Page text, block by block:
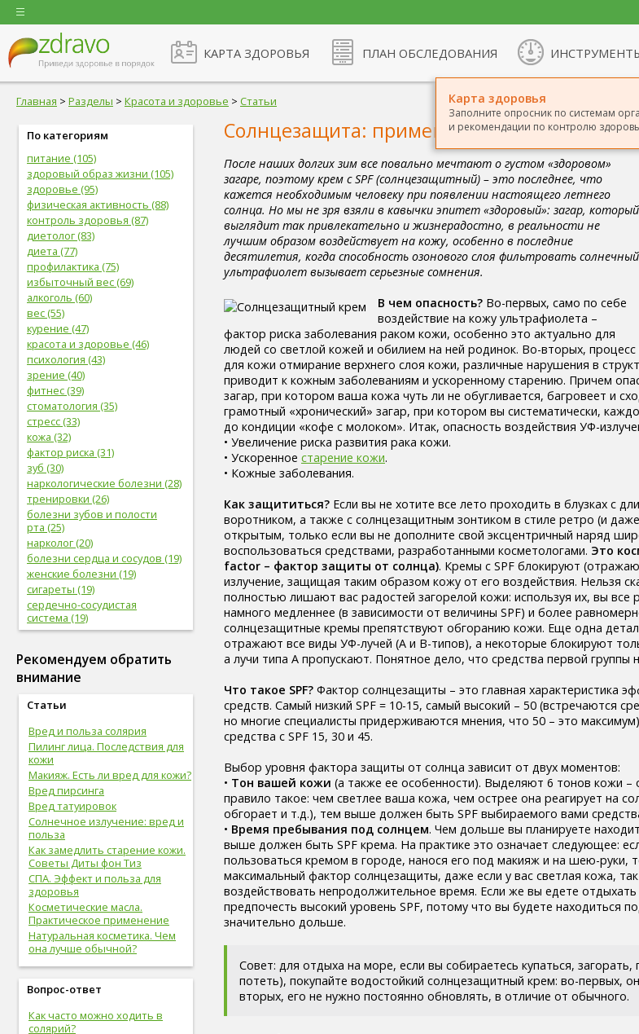
КАРТА ЗДОРОВЬЯ ПЛАН ОБСЛЕДОВАНИЯ
Карта здоровья
Заполните опросник по системам
и рекомендации по контролю
Главная > Разделы > Красота и здоровье > Статьи
По категориям
питание (105)
здоровый образ жизни (105)
здоровье (95)
физическая активность (88)
контроль здоровья (87)
диетолог (83)
диета (77)
профилактика (75)
избыточный вес (69)
алкоголь (60)
вес (55)
курение (47)
красота и здоровье (46)
психология (43)
зрение (40)
фитнес (39)
стоматология (35)
стресс (33)
кожа (32)
фактор риска (31)
зуб (30)
наркологические болезни (28)
тренировки (26)
болезни зубов и полости
рта (25)
нарколог (20)
болезни сердца и сосудов (19)
женские болезни (19)
сигареты (19)
сердечно-сосудистая
система (19)
женское здоровье (18)
спорт (17)
женская половая система (17)
лабораторные
здоровые привычки (16)
волосы (15)
витамины (14)
сон (14)
алкоголизм (13)
центральная нервная
система (13)
онкологические болезни (12)
инструментальное
исследование (11)
идеальный вес (11)
упражнения (11)
овощи (11)
мужская половая система (10)
психолог (10)
психотерапевт (10)
психотерапия (9)
болезни молочных желез (9)
молочная железа (9)
Рекомендуем обратить
внимание
Статьи
Вред и польза солярия
Пилинг лица. Последствия для
кожи
Макияж. Есть ли вред для кожи?
Вред пирсинга
Вред татуировок
Солнечное излучение: вред и
польза
Как замедлить старение кожи.
Советы Диты фон Тиз
СПА. Эффект и польза для
здоровья
Косметические масла.
Практическое применение
Натуральная косметика. Чем
она лучше обычной?
Вопрос-ответ
Как часто можно ходить в
солярий?
Солнцезащита: применение средств с SPF
После наших долгих зим все повально мечтают о густом «здоровом»
загаре, поэтому крем с SPF (солнцезащитный) – это последнее, что
кажется необходимым человеку при появлении настоящего летнего
солнца. Но мы не зря взяли в кавычки эпитет «здоровый»: загар, который
выглядит так привлекательно и жизнерадостно, в реальности не
лучшим образом воздействует на кожу, особенно в последние
десятилетия, когда способность озонового слоя фильтровать солнечный
ультрафиолет вызывает серьезные сомнения.
В чем опасность? Во-первых, само по себе
воздействие на кожу ультрафиолета –
фактор риска заболевания раком кожи, особенно это актуально для
людей со светлой кожей и обилием на ней родинок. Во-вторых, процесс
для кожи отмирание верхнего слоя кожи, различные нарушения в
приводит к кожным заболеваниям и ускоренному старению. Причем
загар, при котором ваша кожа чуть ли не обугливается, багровеет и
грамотный «хронический» загар, при котором вы систематически,
до кондиции «кофе с молоком». Итак, опасность воздействия УФ-
• Увеличение риска развития рака кожи.
• Ускоренное старение кожи.
• Кожные заболевания.
Как защититься? Если вы не хотите все лето проходить в блузках с
воротником, а также с солнцезащитным зонтиком в стиле ретро (и
открытым, только если вы не дополните свой эксцентричный наряд
воспользоваться средствами, разработанными косметологами. Это
factor – фактор защиты от солнца). Кремы с SPF блокируют
излучение, защищая таким образом кожу от его воздействия. Нельзя
полностью лишают вас радостей загорелой кожи: используя их, вы все
намного медленнее (в зависимости от величины SPF) и более
солнцезащитные кремы препятствуют обгоранию кожи. Еще одна
отражают все виды УФ-лучей (А и В-типов), а некоторые блокируют
а лучи типа А пропускают. Понятное дело, что средства первой группы
Что такое SPF? Фактор солнцезащиты – это главная характеристика
средств. Самый низкий SPF = 10-15, самый высокий – 50 (встречаются
но многие специалисты придерживаются мнения, что 50 – это
средства с SPF 15, 30 и 45.
Выбор уровня фактора защиты от солнца зависит от двух моментов:
• Тон вашей кожи (а также ее особенности). Выделяют 6 тонов кожи –
правило такое: чем светлее ваша кожа, чем острее она реагирует на
обгорает и т.д.), тем выше должен быть SPF выбираемого вами
• Время пребывания под солнцем. Чем дольше вы планируете
выше должен быть SPF крема. На практике это означает следующее:
пользоваться кремом в городе, нанося его под макияж и на шею-руки,
максимальный фактор солнцезащиты, даже если у вас светлая кожа,
воздействовать непродолжительное время. Если же вы едете
предпочесть высокий уровень SPF, потому что вы будете находиться
значительно дольше.
Совет: для отдыха на море, если вы собираетесь купаться, загорать,
потеть), покупайте водостойкий солнцезащитный крем: во-первых,
вторых, его не нужно постоянно обновлять, в отличие от обычного.